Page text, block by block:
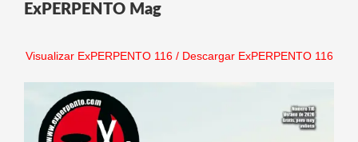
ExPERPENTO Mag
Visualizar ExPERPENTO 116/ Descargar ExPERPENTO 116